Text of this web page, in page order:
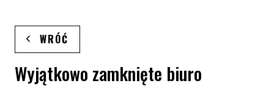
WRÓĆ
Wyjątkowo zamknięte biuro